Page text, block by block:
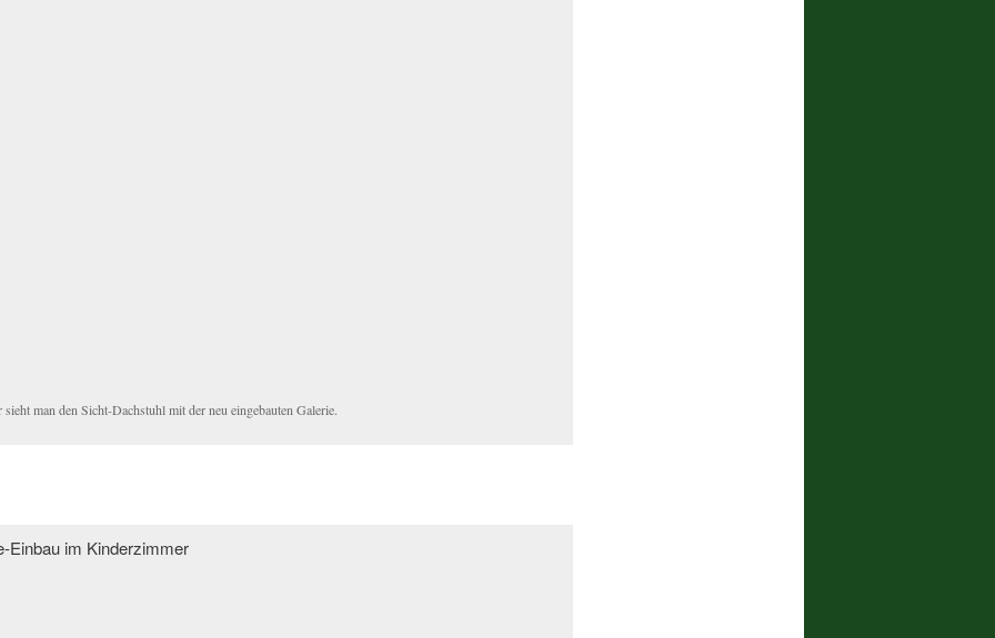
sieht man den Sicht-Dachstuhl mit der neu eingebauten Galerie.